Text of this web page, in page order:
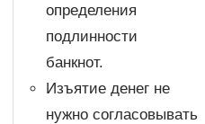
определения
подлинности
банкнот.
Изъятие денег не
нужно согласовывать